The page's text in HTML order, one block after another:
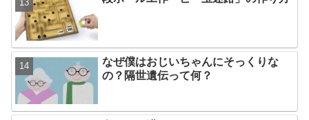
なぜ僕はおじいちゃんにそっくりな
の？隔世遺伝って何？